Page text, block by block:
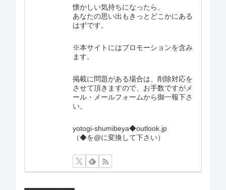
懐かしい気持ちになったら、
あなたの思い出もきっとどこかにある
はずです。
※本サイトにはプロモーションを含み
ます。
掲載に問題がある場合は、削除対応を
させて頂きますので、お手数ですがメ
ール・メールフォームから御一報下さ
い。
yotogi-shumibeya◆outlook.jp
（◆を@に変換して下さい）